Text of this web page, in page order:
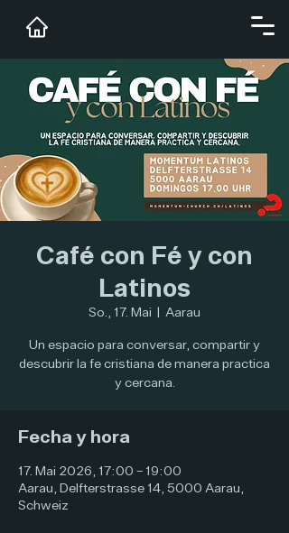
Café con Fé y con
Latinos
So., 17. Mai
  |
Aarau
Un espacio para conversar, compartir y
descubrir la fe cristiana de manera practica
y cercana.
Fecha y hora
17. Mai 2026, 17:00 – 19:00
Aarau, Delfterstrasse 14, 5000 Aarau,
Schweiz